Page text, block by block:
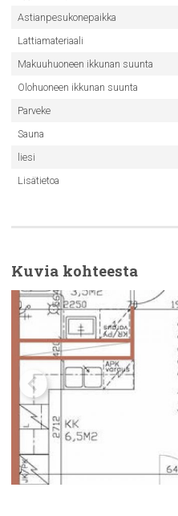
Astianpesukonepaikka
Lattiamateriaali
Makuuhuoneen ikkunan suunta
Olohuoneen ikkunan suunta
Parveke
Sauna
liesi
Lisätietoa
Kuvia kohteesta